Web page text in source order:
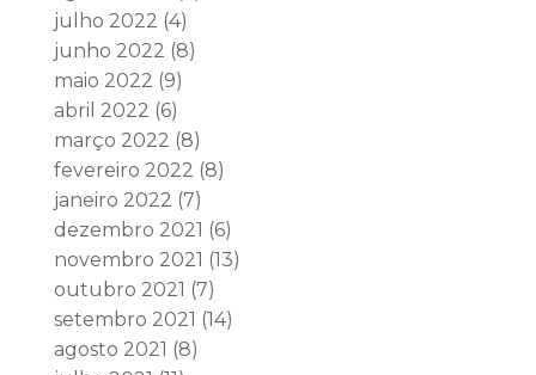
julho 2022 (4)
junho 2022 (8)
maio 2022 (9)
abril 2022 (6)
março 2022 (8)
fevereiro 2022 (8)
janeiro 2022 (7)
dezembro 2021 (6)
novembro 2021 (13)
outubro 2021 (7)
setembro 2021 (14)
agosto 2021 (8)